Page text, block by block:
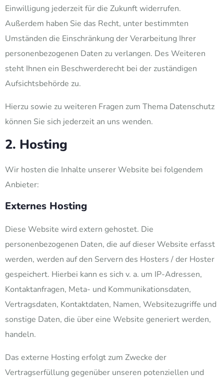
Einwilligung jederzeit für die Zukunft widerrufen.
Außerdem haben Sie das Recht, unter bestimmten
Umständen die Einschränkung der Verarbeitung Ihrer
personenbezogenen Daten zu verlangen. Des Weiteren
steht Ihnen ein Beschwerderecht bei der zuständigen
Aufsichtsbehörde zu.
Hierzu sowie zu weiteren Fragen zum Thema Datenschutz
können Sie sich jederzeit an uns wenden.
2. Hosting
Wir hosten die Inhalte unserer Website bei folgendem
Anbieter:
Externes Hosting
Diese Website wird extern gehostet. Die
personenbezogenen Daten, die auf dieser Website erfasst
werden, werden auf den Servern des Hosters / der Hoster
gespeichert. Hierbei kann es sich v. a. um IP-Adressen,
Kontaktanfragen, Meta- und Kommunikationsdaten,
Vertragsdaten, Kontaktdaten, Namen, Websitezugriffe und
sonstige Daten, die über eine Website generiert werden,
handeln.
Das externe Hosting erfolgt zum Zwecke der
Vertragserfüllung gegenüber unseren potenziellen und